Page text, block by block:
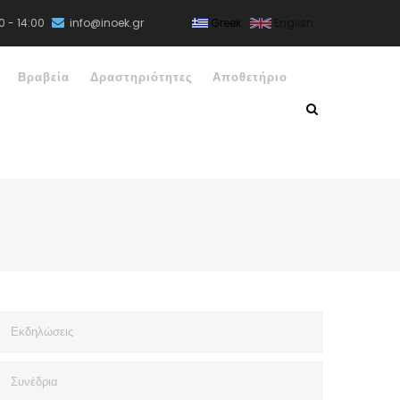
- 14:00 info@inoek.gr English
Greek
Βραβεία Δραστηριότητες Αποθετήριο
Εκδηλώσεις
Συνέδρια